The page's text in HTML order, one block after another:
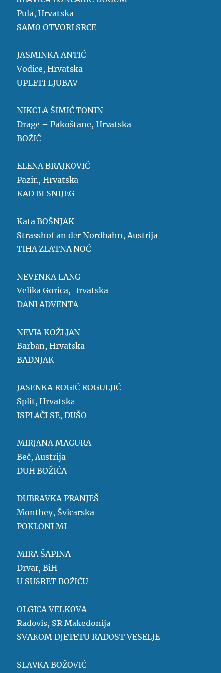
Pula, Hrvatska
SAMO OTVORI SRCE
JASMINKA ANTIĆ
Vodice, Hrvatska
UPLETI LJUBAV
NIKOLA ŠIMIĆ TONIN
Drage – Pakoštane, Hrvatska
BOŽIĆ
ELENA BRAJKOVIĆ
Pazin, Hrvatska
KAD BI SNIJEG
Kata BOŠNJAK
Strasshof an der Nordbahn, Austrija
TIHA ZLATNA NOĆ
NEVENKA LANG
Velika Gorica, Hrvatska
DANI ADVENTA
NEVIA KOŽLJAN
Barban, Hrvatska
BADNJAK
JASENKA ROGIĆ ROGULJIĆ
Split, Hrvatska
ISPLAČI SE, DUŠO
MIRJANA MAGURA
Beč, Austrija
DUH BOŽIĆA
DUBRAVKA PRANJEŠ
Monthey, Švicarska
POKLONI MI
MIRA ŠAPINA
Drvar, BiH
U SUSRET BOŽIĆU
OLGICA VELKOVA
Radovis, SR Makedonija
SVAKOM DJETETU RADOST VESELJE
SLAVKA BOŽOVIĆ